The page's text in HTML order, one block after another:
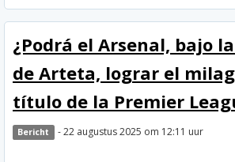
¿Podrá el Arsenal, bajo
de Arteta, lograr el
título de la Premier
Bericht - 22 augustus 2025 om 12:11 uur